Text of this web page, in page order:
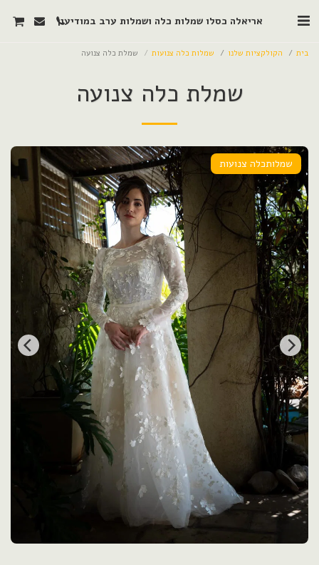
אריאלה כסלו שמלות כלה ושמלות ערב במודיעין
בית הקולקציות שלנו שמלות כלה צנועות שמלת כלה צנועה
שמלת כלה צנועה
שמלותכלה צנועות